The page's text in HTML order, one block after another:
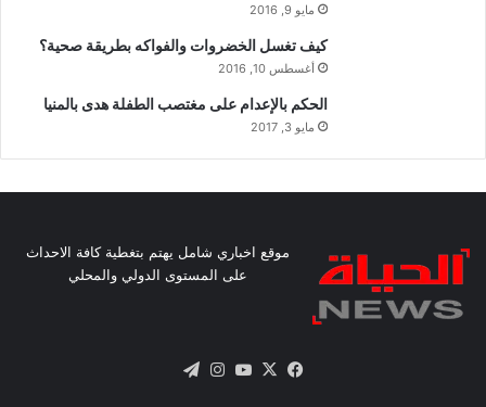
مايو 9, 2016
كيف تغسل الخضروات والفواكه بطريقة صحية؟
أغسطس 10, 2016
الحكم بالإعدام على مغتصب الطفلة هدى بالمنيا
مايو 3, 2017
موقع اخباري شامل يهتم بتغطية كافة الاحداث
على المستوى الدولي والمحلي
فيسبوك
X يوتيوبانستقرام